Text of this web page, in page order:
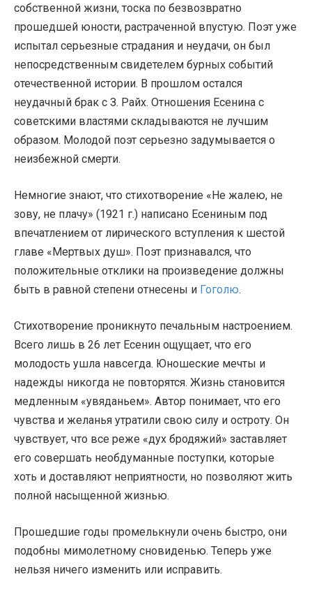
собственной жизни, тоска по безвозвратно
прошедшей юности, растраченной впустую. Поэт уже
испытал серьезные страдания и неудачи, он был
непосредственным свидетелем бурных событий
отечественной истории. В прошлом остался
неудачный брак с З. Райх. Отношения Есенина с
советскими властями складываются не лучшим
образом. Молодой поэт серьезно задумывается о
неизбежной смерти.
Немногие знают, что стихотворение «Не жалею, не
зову, не плачу» (1921 г.) написано Есениным под
впечатлением от лирического вступления к шестой
главе «Мертвых душ». Поэт признавался, что
положительные отклики на произведение должны
быть в равной степени отнесены и Гоголю.
Стихотворение проникнуто печальным настроением.
Всего лишь в 26 лет Есенин ощущает, что его
молодость ушла навсегда. Юношеские мечты и
надежды никогда не повторятся. Жизнь становится
медленным «увяданьем». Автор понимает, что его
чувства и желанья утратили свою силу и остроту. Он
чувствует, что все реже «дух бродяжий» заставляет
его совершать необдуманные поступки, которые
хоть и доставляют неприятности, но позволяют жить
полной насыщенной жизнью.
Прошедшие годы промелькнули очень быстро, они
подобны мимолетному сновиденью. Теперь уже
нельзя ничего изменить или исправить.